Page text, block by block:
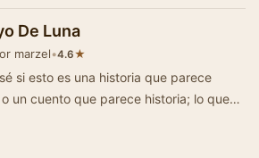
De Luna
marzel•4.6★
si esto es una historia que parece
un cuento que parece historia; lo que